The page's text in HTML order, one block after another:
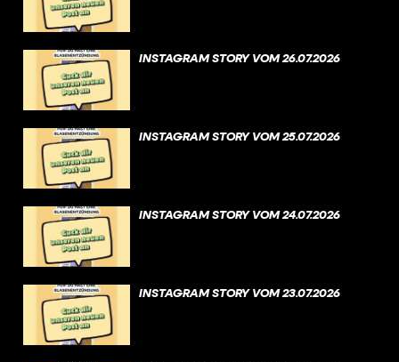
INSTAGRAM STORY VOM 26.07.2026
INSTAGRAM STORY VOM 25.07.2026
INSTAGRAM STORY VOM 24.07.2026
INSTAGRAM STORY VOM 23.07.2026